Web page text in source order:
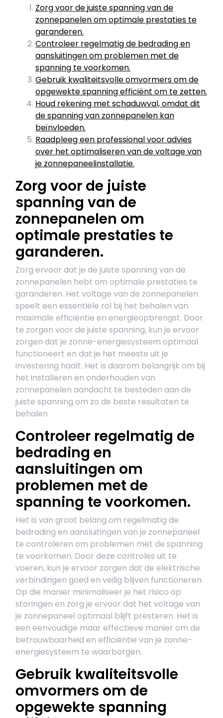
Zorg voor de juiste spanning van de
zonnepanelen om optimale prestaties te
garanderen.
Controleer regelmatig de bedrading en
aansluitingen om problemen met de
spanning te voorkomen.
Gebruik kwaliteitsvolle omvormers om de
opgewekte spanning efficiënt om te zetten.
Houd rekening met schaduwval, omdat dit
de spanning van zonnepanelen kan
beïnvloeden.
Raadpleeg een professional voor advies
over het optimaliseren van de voltage van
je zonnepaneelinstallatie.
Zorg voor de juiste
spanning van de
zonnepanelen om
optimale prestaties te
garanderen.
Zorg ervoor dat je de juiste spanning van de
zonnepanelen hebt om optimale prestaties te
garanderen. Het voltage van de zonnepanelen
speelt een essentiële rol bij het behalen van
maximale efficiëntie en energieopbrengst. Door
te zorgen voor de juiste spanning, kun je ervoor
zorgen dat je zonne-energiesysteem optimaal
functioneert en dat je het meeste uit je
investering haalt. Het is daarom belangrijk om bij
het installeren en onderhouden van
zonnepanelen aandacht te besteden aan de
juiste spanning om zo de beste resultaten te
behalen.
Controleer regelmatig de
bedrading en
aansluitingen om
problemen met de
spanning te voorkomen.
Het is van groot belang om regelmatig de
bedrading en aansluitingen van je zonnepaneel
te controleren om problemen met de spanning
te voorkomen. Door deze controles uit te
voeren, kun je ervoor zorgen dat de elektrische
verbindingen goed en veilig blijven functioneren.
Op die manier minimaliseer je het risico op
storingen en zorg je ervoor dat het voltage van
je zonnepaneel optimaal blijft presteren. Het is
een eenvoudige maar effectieve manier om de
betrouwbaarheid en efficiëntie van je zonne-
energiesysteem te waarborgen.
Gebruik kwaliteitsvolle
omvormers om de
opgewekte spanning